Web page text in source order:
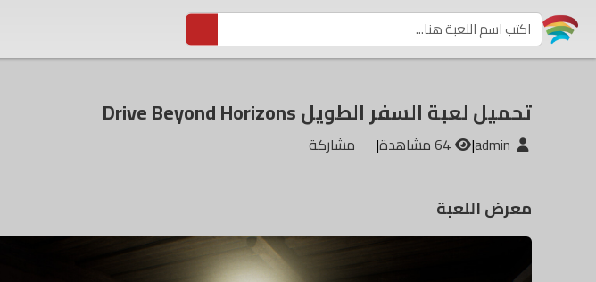
تحميل لعبة السفر الطويل Drive Beyond Horizons
|
| مشاركة
معرض اللعبة